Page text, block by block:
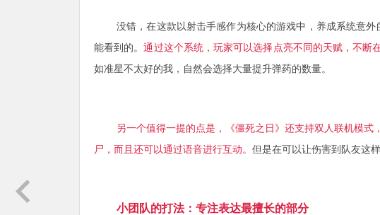
没错，在这款以射击手感作为核心的游戏中，养成系统意
能看到的。通过这个系统，玩家可以选择点亮不同的天赋，不断
如准星不太好的我，自然会选择大量提升弹药的数量。
另一个值得一提的点是，《僵死之日》还支持双人联机模
尸，而且还可以通过语音进行互动。 但是在可以让伤害到队友这
小团队的打法：专注表达最擅长的部分